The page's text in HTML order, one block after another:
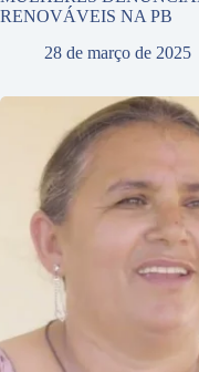
RENOVÁVEIS NA PB
28 de março de 2025